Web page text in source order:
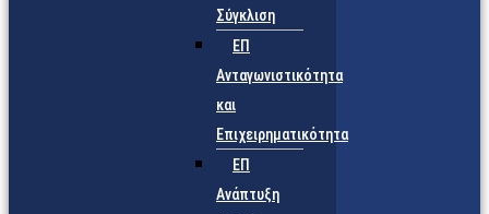
Σύγκλιση
ΕΠ
Ανταγωνιστικότητα
και
Επιχειρηματικότητα
ΕΠ
Ανάπτυξη